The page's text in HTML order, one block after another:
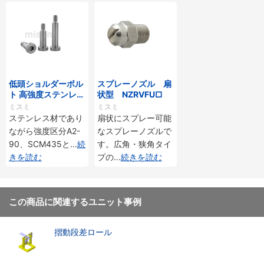
低頭ショルダーボル
ト 高強度ステンレス
タイプ -軸公差ｇ6
-
ミスミ
ステンレス材であり
ながら強度区分A2-
90、SCM435と ...続
きを読む
スプレーノズル 扇
状型 NZRVFU□
ミスミ
扇状にスプレー可能
なスプレーノズルで
す。広角・狭角タイ
プの...続きを読む
この商品に関連するユニット事例
摺動段差ロール